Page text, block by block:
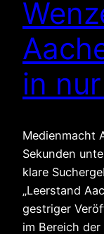
in
Medienmacht
Sekunden
klare
„Leerstand
gestriger
im Bereich